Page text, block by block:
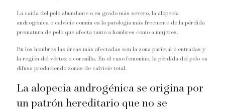
La caída del pelo abundante o en grado más severo, la alopecia
androgénica o calvicie común es la patología más frecuente de la pérdida
prematura de pelo que afecta tanto a hombres como a mujeres.
En los hombres las áreas más afectadas son la zona parietal o entradas y
la región del vértex o coronilla. En el caso femenino, la pérdida del pelo es
difusa produciendo zonas de calvicie total.
La alopecia androgénica se origina por
un patrón hereditario que no se